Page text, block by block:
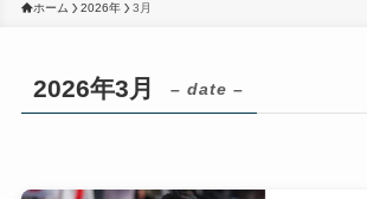
ホーム 2026年 3月
2026年3月 – date –